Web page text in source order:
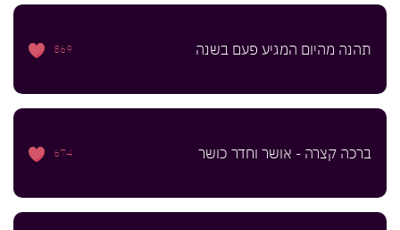
תהנה מהיום המגיע פעם בשנה 869
ברכה קצרה - אושר וחדר כושר 674